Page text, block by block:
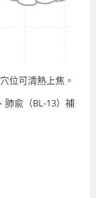
位可清熱上焦。
肺兪（BL-13）補